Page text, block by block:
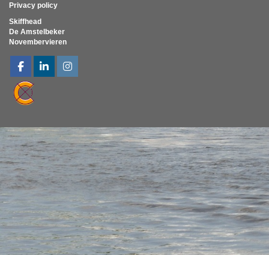
Privacy policy
Skiffhead
De Amstelbeker
Novembervieren